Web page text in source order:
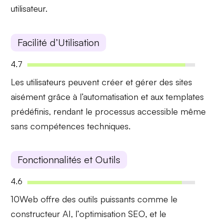
utilisateur.
Facilité d’Utilisation
4.7
Les utilisateurs peuvent créer et gérer des sites
aisément grâce à l’automatisation et auxtemplates
prédéfinis, rendant le processus accessible même
sans compétences techniques.
Fonctionnalités et Outils
4.6
10Web offre des outils puissants comme le
constructeur AI, l’optimisation SEO, et le